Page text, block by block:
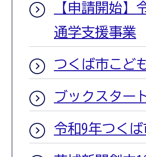
【申請開始】
通学支援事業
つくば市こど
ブックスター
令和9年つく